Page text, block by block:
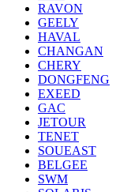
RAVON
GEELY
HAVAL
CHANGAN
CHERY
DONGFENG
EXEED
GAC
JETOUR
TENET
SOUEAST
BELGEE
SWM